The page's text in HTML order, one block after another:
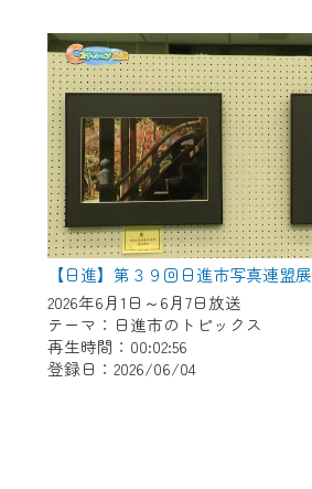
【日進】第３９回日進市写真連盟展
2026年6月1日～6月7日放送
テーマ：日進市のトピックス
再生時間：00:02:56
登録日：2026/06/04